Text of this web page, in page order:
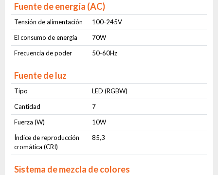
Fuente de energía (AC)
Tensión de alimentación
100-245V
El consumo de energía
70W
Frecuencia de poder
50-60Hz
Fuente de luz
Tipo
LED (RGBW)
Cantidad
7
Fuerza (W)
10W
Índice de reproducción
cromática (CRI)
85,3
Sistema de mezcla de colores